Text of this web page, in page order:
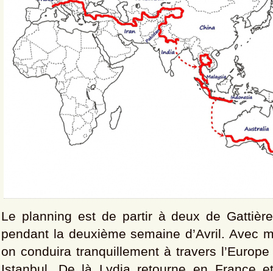
Le planning est de partir à deux de
pendant la deuxième semaine d’Avril. Avec
on conduira tranquillement à travers l’Europe